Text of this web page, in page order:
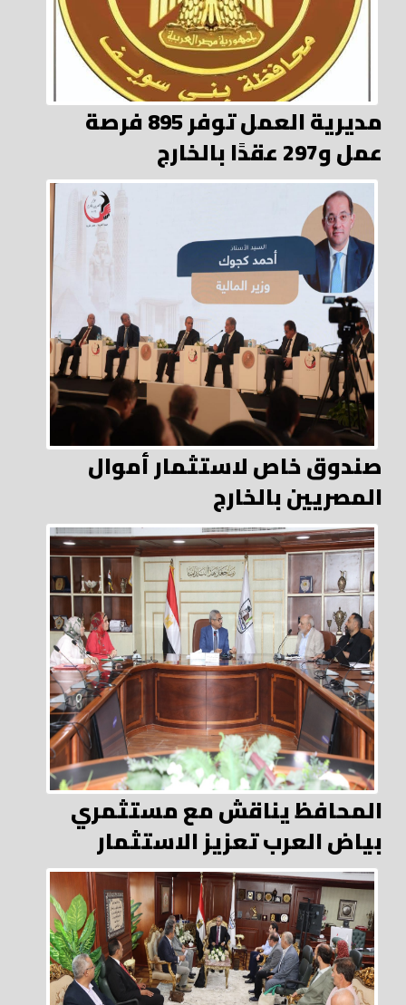
مديرية العمل توفر 895 فرصة
عمل و297 عقدًا بالخارج
صندوق خاص لاستثمار أموال
المصريين بالخارج
المحافظ يناقش مع مستثمري
بياض العرب تعزيز الاستثمار